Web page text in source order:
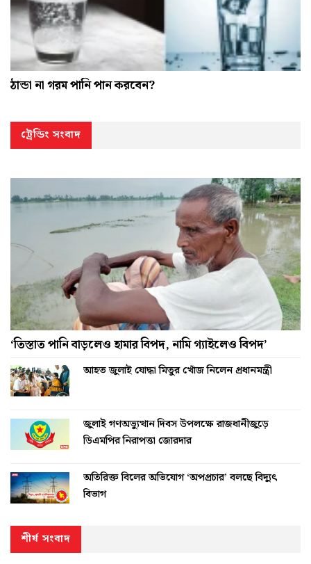
ঠান্ডা না গরম পানি পান করবেন?
ট্রেন্ডিং সংবাদ
‘তিস্তাত পানি বাড়লেও হামার বিপদ, নামি গ্যাইলেও বিপদ’
আহত জুলাই যোদ্ধা মিতুর খোঁজ নিলেন প্রধানমন্ত্রী
জুলাই গণঅভ্যুত্থান দিবস উপলক্ষে রাজধানীজুড়ে
ডিএমপির নিরাপত্তা জোরদার
অতিরিক্ত বিলের অভিযোগ ‘অপপ্রচার’ বলছে বিদ্যুৎ
বিভাগ
শীর্ষ সংবাদ